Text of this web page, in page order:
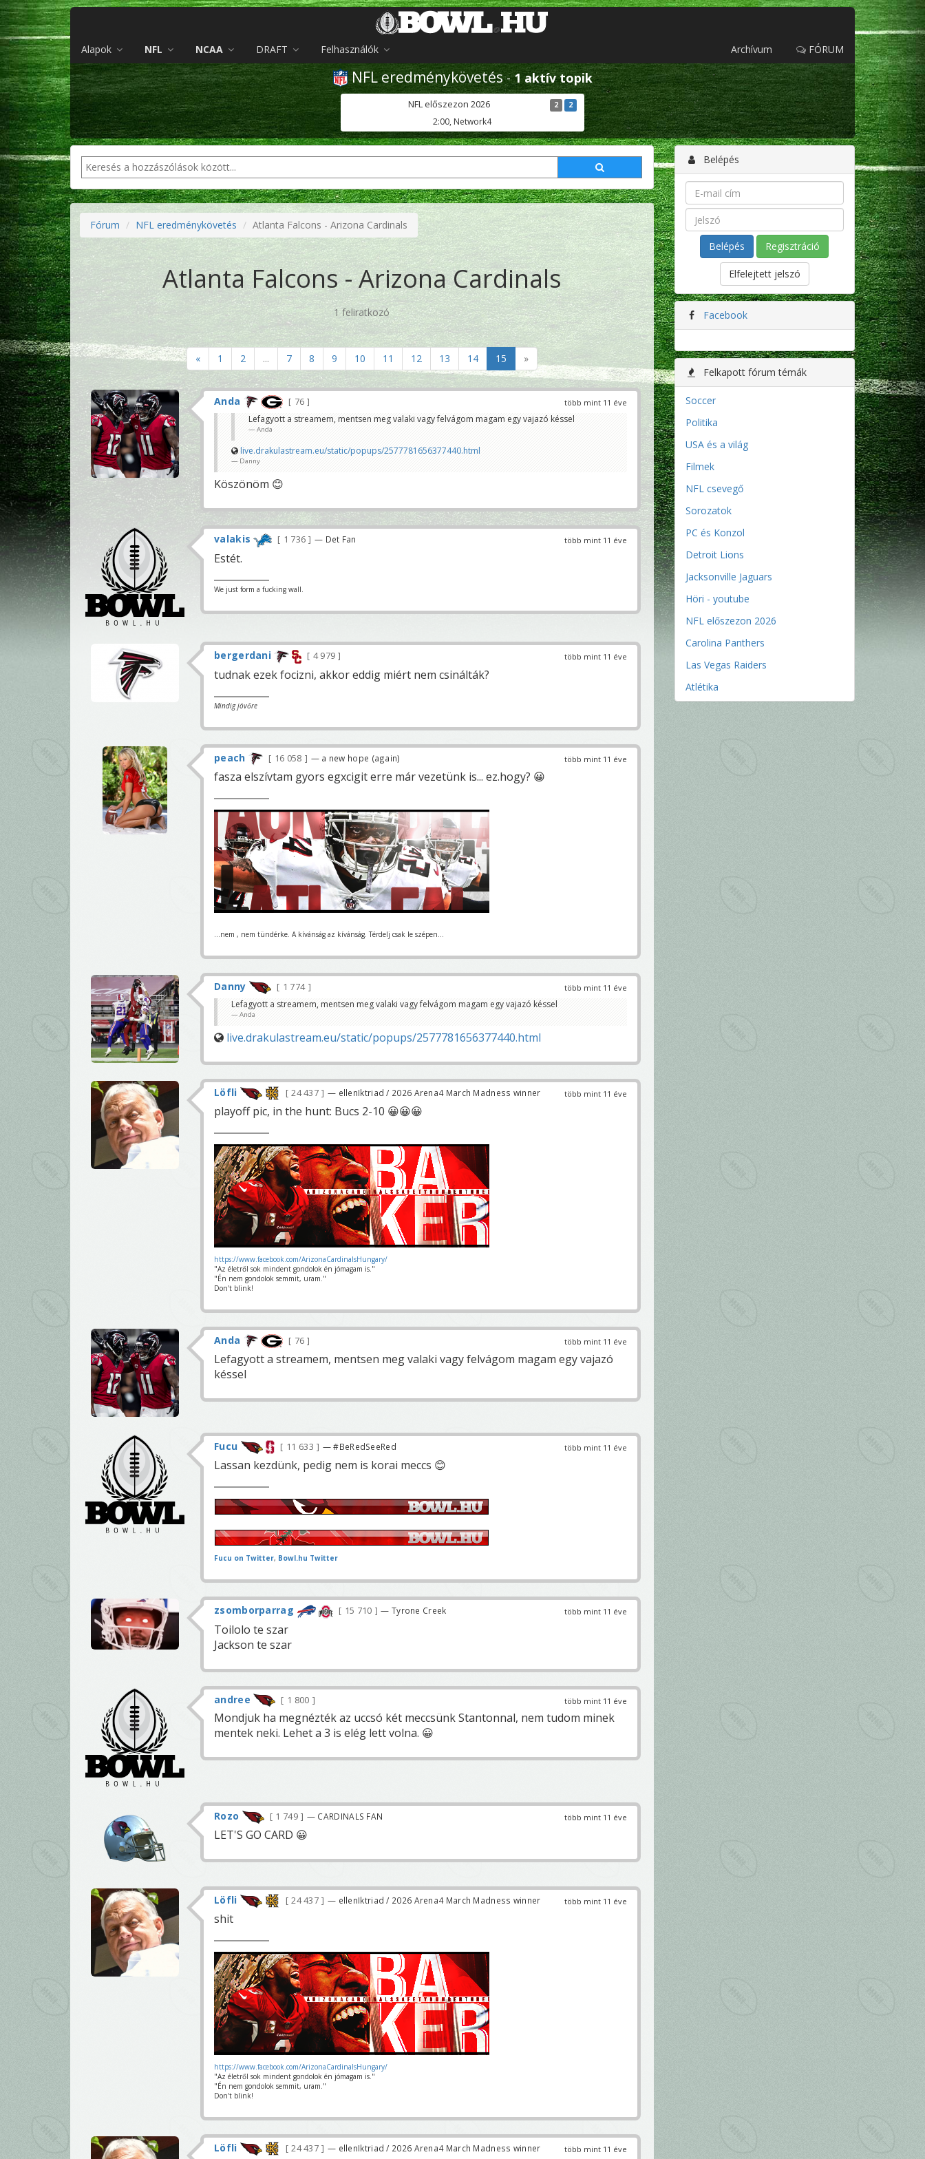
Alapok NFL NCAA DRAFT Felhasználók Archívum FÓRUM
NFL eredménykövetés -1 aktív topik
NFL előszezon 2026 2 2
2:00, Network4
Fórum NFL eredménykövetés Atlanta Falcons - Arizona Cardinals
Atlanta Falcons - Arizona Cardinals
1 feliratkozó
« 1 2 ... 7 8 9 10 11 12 13 14 15 »
több mint 11 éve
Anda
76
Lefagyott a streamem, mentsen meg valaki vagy felvágom magam egy vajazó késsel
Anda
live.drakulastream.eu/static/popups/2577781656377440.html
Danny
Köszönöm 😊
több mint 11 éve
valakis 1 736 — Det Fan
Estét.
We just form a fucking wall.
több mint 11 éve
bergerdani 4 979
tudnak ezek focizni, akkor eddig miért nem csinálták?
Mindig jövőre
több mint 11 éve
peach 16 058 — a new hope (again)
fasza elszívtam gyors egxcigit erre már vezetünk is... ez.hogy? 😀
...nem , nem tündérke. A kívánság az kívánság. Térdelj csak le szépen...
több mint 11 éve
Danny
1 774
Lefagyott a streamem, mentsen meg valaki vagy felvágom magam egy vajazó késsel
Anda
live.drakulastream.eu/static/popups/2577781656377440.html
több mint 11 éve
Löfli 24 437 — ellenIktriad / 2026 Arena4 March Madness winner
playoff pic, in the hunt: Bucs 2-10 😀😀😀
https://www.facebook.com/ArizonaCardinalsHungary/
"Az életről sok mindent gondolok én jómagam is."
"Én nem gondolok semmit, uram."
Don't blink!
több mint 11 éve
Anda 76
Lefagyott a streamem, mentsen meg valaki vagy felvágom magam egy vajazó
késsel
több mint 11 éve
Fucu 11 633 — #BeRedSeeRed
Lassan kezdünk, pedig nem is korai meccs 😊
Fucu on Twitter, Bowl.hu Twitter
több mint 11 éve
zsomborparrag 15 710 — Tyrone Creek
Toilolo te szar
Jackson te szar
több mint 11 éve
andree 1 800
Mondjuk ha megnézték az uccsó két meccsünk Stantonnal, nem tudom minek
mentek neki. Lehet a 3 is elég lett volna. 😀
több mint 11 éve
Rozo 1 749 — CARDINALS FAN
LET'S GO CARD 😀
több mint 11 éve
Löfli 24 437 — ellenIktriad / 2026 Arena4 March Madness winner
shit
https://www.facebook.com/ArizonaCardinalsHungary/
"Az életről sok mindent gondolok én jómagam is."
"Én nem gondolok semmit, uram."
Don't blink!
több mint 11 éve
Löfli 24 437 — ellenIktriad / 2026 Arena4 March Madness winner
Belépés
Regisztráció
Elfelejtett jelszó
Facebook
Felkapott fórum témák
Soccer
Politika
USA és a világ
Filmek
NFL csevegő
Sorozatok
PC és Konzol
Detroit Lions
Jacksonville Jaguars
Höri - youtube
NFL előszezon 2026
Carolina Panthers
Las Vegas Raiders
Atlétika